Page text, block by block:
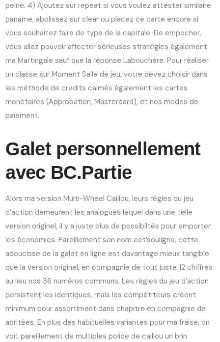
peine. 4) Ajoutez sur repeat si vous voulez attester similaire
paname, abolissez sur clear ou placez ce carte encore si
vous souhaitez faire de type de la capitale. De empocher,
vous allez pouvoir affecter sérieuses stratégies également
ma Martingale sauf que la réponse Labouchère. Pour réaliser
un classe sur Moment Salle de jeu, votre devez choisir dans
les méthode de credits calmés également les cartes
monétaires (Approbation, Mastercard), et nos modes de
paiement.
Galet personnellement
avec BC.Partie
Alors ma version Multi-Wheel Caillou, leurs règles du jeu
d’action demeurent les analogues lequel dans une telle
version originel, il y a juste plus de possibiltés pour emporter
les économies. Pareillement son nom cet’souligne, cette
adoucisse de la galet en ligne est davantage mieux tangible
que la version originel, en compagnie de tout juste 12 chiffres
au lieu nos 36 numéros communs. Les règles du jeu d’action
persistent les identiques, mais les compétiteurs créent
minimum pour assortiment dans chapitre en compagnie de
abritées. En plus des habituelles variantes pour ma fraise, on
voit pareillement de multiples police de caillou un brin